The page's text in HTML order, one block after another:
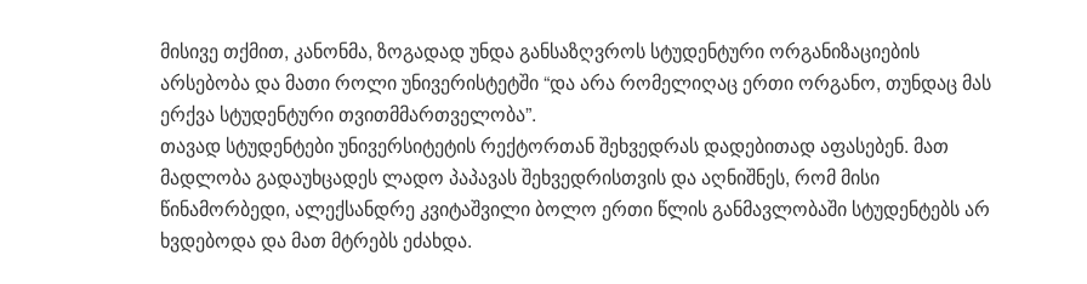
მისივე თქმით, კანონმა, ზოგადად უნდა განსაზღვროს სტუდენტური ორგანიზაციების
არსებობა და მათი როლი უნივერისტეტში “და არა რომელიღაც ერთი ორგანო, თუნდაც მას
ერქვა სტუდენტური თვითმმართველობა”.
თავად სტუდენტები უნივერსიტეტის რექტორთან შეხვედრას დადებითად აფასებენ. მათ
მადლობა გადაუხცადეს ლადო პაპავას შეხვედრისთვის და აღნიშნეს, რომ მისი
წინამორბედი, ალექსანდრე კვიტაშვილი ბოლო ერთი წლის განმავლობაში სტუდენტებს არ
ხვდებოდა და მათ მტრებს ეძახდა.